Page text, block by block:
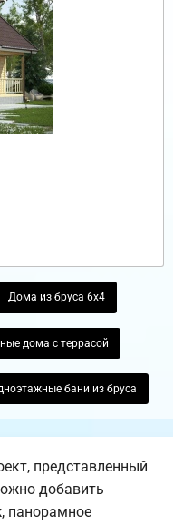
Дома из бруса 6х4
дома с террасой
бани из бруса
представленный
добавить
панорамное